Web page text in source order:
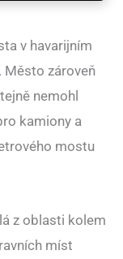
v havarijním
Město zároveň
nemohl
kamiony a
mostu
z oblasti kolem
míst